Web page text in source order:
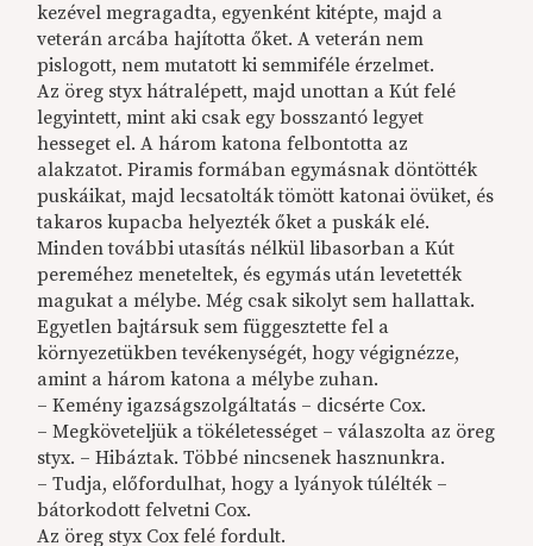
kezével megragadta, egyenként kitépte, majd a
veterán arcába hajította őket. A veterán nem
pislogott, nem mutatott ki semmiféle érzelmet.
Az öreg styx hátralépett, majd unottan a Kút felé
legyintett, mint aki csak egy bosszantó legyet
hesseget el. A három katona felbontotta az
alakzatot. Piramis formában egymásnak döntötték
puskáikat, majd lecsatolták tömött katonai övüket, és
takaros kupacba helyezték őket a puskák elé.
Minden további utasítás nélkül libasorban a Kút
pereméhez meneteltek, és egymás után levetették
magukat a mélybe. Még csak sikolyt sem hallattak.
Egyetlen bajtársuk sem függesztette fel a
környezetükben tevékenységét, hogy végignézze,
amint a három katona a mélybe zuhan.
– Kemény igazságszolgáltatás – dicsérte Cox.
– Megköveteljük a tökéletességet – válaszolta az öreg
styx. – Hibáztak. Többé nincsenek hasznunkra.
– Tudja, előfordulhat, hogy a lyányok túlélték –
bátorkodott felvetni Cox.
Az öreg styx Cox felé fordult.